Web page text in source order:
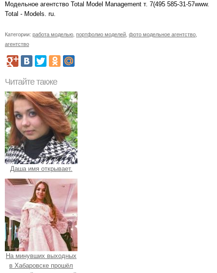
Модельное агентство Total Model Management т. 7(495 585-31-57www.
Total - Models. ru.
Категории: работа моделью портфолио моделей фото модельное агентство
агентство
Читайте также
Даша имя открывает.
На минувших выходных
в Хабаровске прошёл